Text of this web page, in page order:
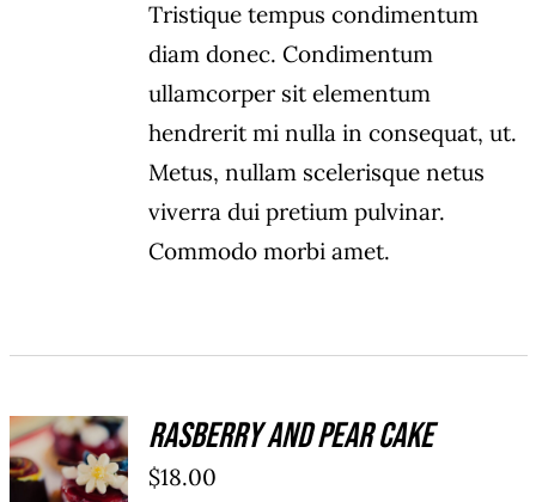
Tristique tempus condimentum
diam donec. Condimentum
ullamcorper sit elementum
hendrerit mi nulla in consequat, ut.
Metus, nullam scelerisque netus
viverra dui pretium pulvinar.
Commodo morbi amet.
ADD TO
CART
/
Rasberry And Pear Cake
$18.00